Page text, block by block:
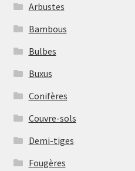
Arbustes
Bambous
Bulbes
Buxus
Conifères
Couvre-sols
Demi-tiges
Fougères